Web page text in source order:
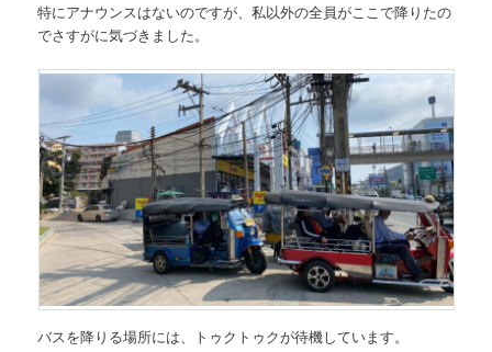
特にアナウンスはないのですが、私以外の全員がここで降りたの
でさすがに気づきました。
バスを降りる場所には、トゥクトゥクが待機しています。